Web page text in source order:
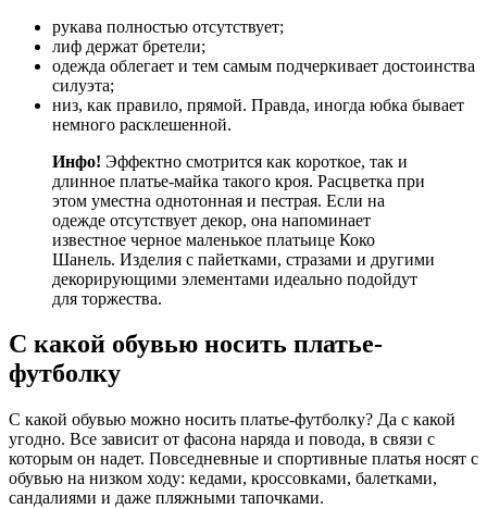
рукава полностью отсутствует;
лиф держат бретели;
одежда облегает и тем самым подчеркивает достоинства
силуэта;
низ, как правило, прямой. Правда, иногда юбка бывает
немного расклешенной.
Инфо! Эффектно смотрится как короткое, так и
длинное платье-майка такого кроя. Расцветка при
этом уместна однотонная и пестрая. Если на
одежде отсутствует декор, она напоминает
известное черное маленькое платьице Коко
Шанель. Изделия с пайетками, стразами и другими
декорирующими элементами идеально подойдут
для торжества.
С какой обувью носить платье-
футболку
С какой обувью можно носить платье-футболку? Да с какой
угодно. Все зависит от фасона наряда и повода, в связи с
которым он надет. Повседневные и спортивные платья носят с
обувью на низком ходу: кедами, кроссовками, балетками,
сандалиями и даже пляжными тапочками.